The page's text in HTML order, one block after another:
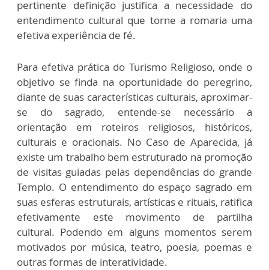
pertinente definição justifica a necessidade do
entendimento cultural que torne a romaria uma
efetiva experiência de fé.
Para efetiva prática do Turismo Religioso, onde o
objetivo se finda na oportunidade do peregrino,
diante de suas características culturais, aproximar-
se do sagrado, entende-se necessário a
orientação em roteiros religiosos, históricos,
culturais e oracionais. No Caso de Aparecida, já
existe um trabalho bem estruturado na promoção
de visitas guiadas pelas dependências do grande
Templo. O entendimento do espaço sagrado em
suas esferas estruturais, artísticas e rituais, ratifica
efetivamente este movimento de partilha
cultural. Podendo em alguns momentos serem
motivados por música, teatro, poesia, poemas e
outras formas de interatividade.